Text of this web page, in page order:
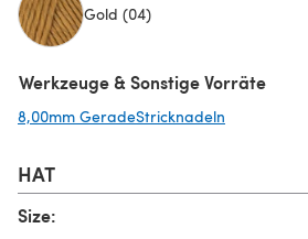
Gold (04)
Werkzeuge & Sonstige Vorräte
8,00mm GeradeStricknadeln
HAT
Size: